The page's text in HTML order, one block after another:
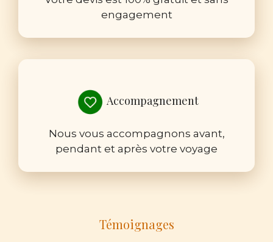
engagement
Accompagnement
Nous vous accompagnons avant,
pendant et après votre voyage
Témoignages